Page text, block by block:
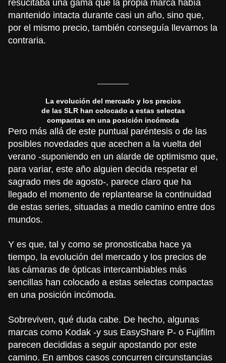
resucitaba una gama que la propia marca había
mantenido intacta durante casi un año, sino que,
por el mismo precio, también conseguía llevarnos la
contraria.
La evolución del mercado y los precios
de las SLR han colocado a estas selectas
compactas en una posición incómoda
Pero más allá de este puntual paréntesis o de las
posibles novedades que acechen a la vuelta del
verano -suponiendo en un alarde de optimismo que,
para variar, este año alguien decida respetar el
sagrado mes de agosto-, parece claro que ha
llegado el momento de replantearse la continuidad
de estas series, situadas a medio camino entre dos
mundos.
Y es que, tal y como se pronosticaba hace ya
tiempo, la evolución del mercado y los precios de
las cámaras de ópticas intercambiables más
sencillas han colocado a estas selectas compactas
en una posición incómoda.
Sobreviven, qué duda cabe. De hecho, algunas
marcas como Kodak -y sus EasyShare P- o Fujifilm
parecen decididas a seguir apostando por este
camino. En ambos casos concurren circunstancias